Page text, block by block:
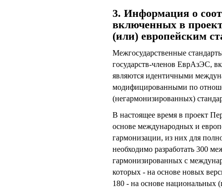
3. Информация о
включенных в
(или) европейским
Межгосударственные
государств-членов ЕврАзЭС,
являются идентичными
модифицированными по
(негармонизированных)
В настоящее время в проект
основе международных и
гармонизации, из них для
необходимо разработать 300
гармонизированных с
которых - на основе новых
180 - на основе национальных